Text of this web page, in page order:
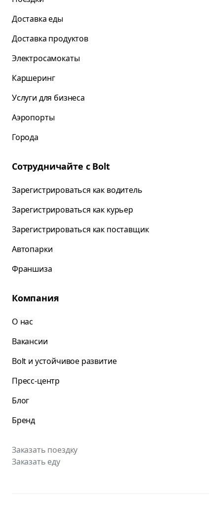
Доставка еды
Доставка продуктов
Электросамокаты
Каршеринг
Услуги для бизнеса
Аэропорты
Города
Сотрудничайте с Bolt
Зарегистрироваться как водитель
Зарегистрироваться как курьер
Зарегистрироваться как поставщик
Автопарки
Франшиза
Компания
О нас
Вакансии
Bolt и устойчивое развитие
Пресс-центр
Блог
Бренд
Заказать поездку
Заказать еду